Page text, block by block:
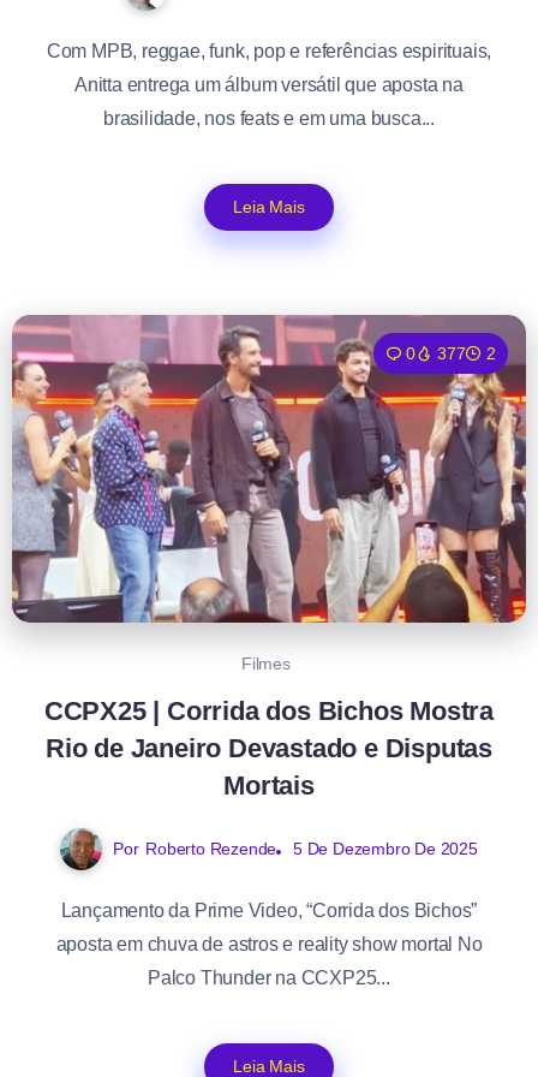
Com MPB, reggae, funk, pop e referências espirituais,
Anitta entrega um álbum versátil que aposta na
brasilidade, nos feats e em uma busca...
Leia Mais
0 377 2
Filmes
CCPX25 | Corrida dos Bichos Mostra
Rio de Janeiro Devastado e Disputas
Mortais
Por Roberto Rezende 5 De Dezembro De 2025
Lançamento da Prime Video, “Corrida dos Bichos”
aposta em chuva de astros e reality show mortal No
Palco Thunder na CCXP25...
Leia Mais